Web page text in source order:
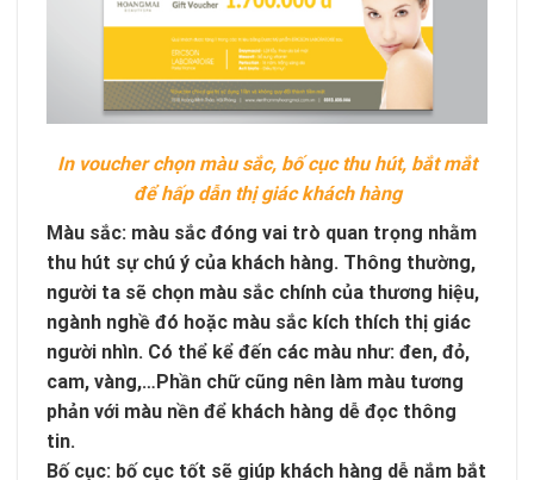
In voucher chọn màu sắc, bố cục thu hút, bắt mắt
để hấp dẫn thị giác khách hàng
Màu sắc: màu sắc đóng vai trò quan trọng nhằm
thu hút sự chú ý của khách hàng. Thông thường,
người ta sẽ chọn màu sắc chính của thương hiệu,
ngành nghề đó hoặc màu sắc kích thích thị giác
người nhìn. Có thể kể đến các màu như: đen, đỏ,
cam, vàng,…Phần chữ cũng nên làm màu tương
phản với màu nền để khách hàng dễ đọc thông
tin.
Bố cục: bố cục tốt sẽ giúp khách hàng dễ nắm bắt